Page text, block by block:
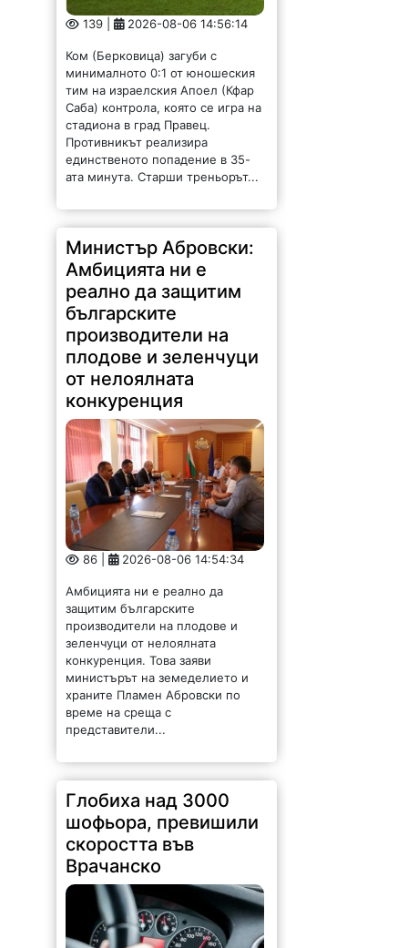
139 | 2026-08-06 14:56:14
минималното 0:1 от юношеския
тим на израелския Апоел (Кфар
Саба) контрола, която се игра на
стадиона в град Правец.
Противникът реализира
единственото попадение в 35-
ата минута. Старши треньорът...
Министър Абровски:
Амбицията ни е
реално да защитим
българските
производители на
плодове и зеленчуци
от нелоялната
конкуренция
86 | 2026-08-06 14:54:34
защитим българските
производители на плодове и
зеленчуци от нелоялната
конкуренция. Това заяви
министърът на земеделието и
храните Пламен Абровски по
време на среща с
представители...
Глобиха над 3000
шофьора, превишили
скоростта във
Врачанско